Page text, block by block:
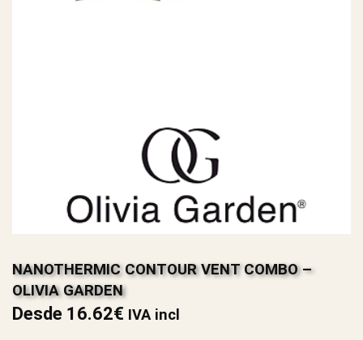
NANOTHERMIC CONTOUR VENT COMBO –
OLIVIA GARDEN
Desde 16.62€ IVA incl